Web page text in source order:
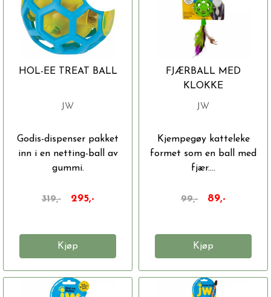
HOL-EE TREAT BALL
JW
Godis-dispenser pakket
inn i en netting-ball av
gummi.
319,- 295,-
Kjøp
FJÆRBALL MED
KLOKKE
JW
Kjempegøy katteleke
formet som en ball med
fjær....
99,- 89,-
Kjøp